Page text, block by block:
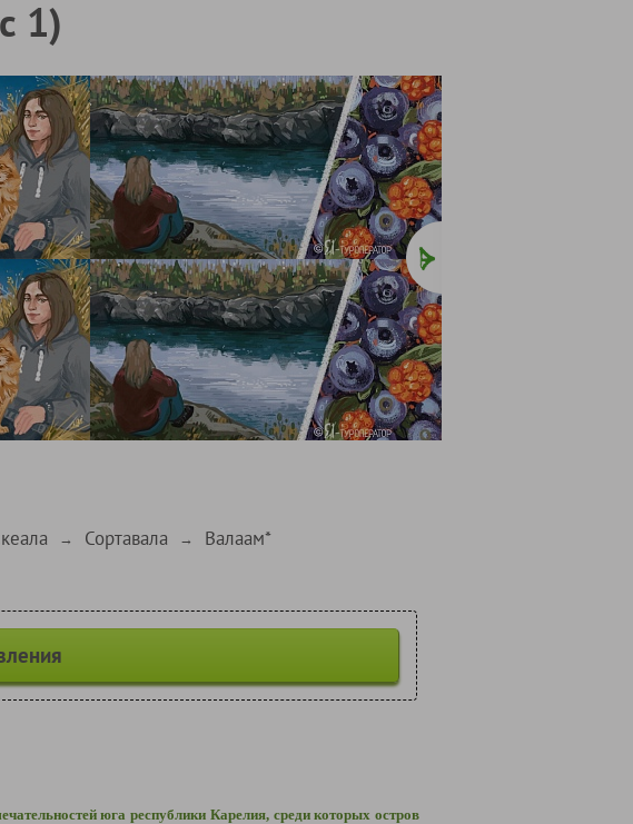
1)
→ Сортавала → Валаам*
юга республики Карелия, среди которых остров